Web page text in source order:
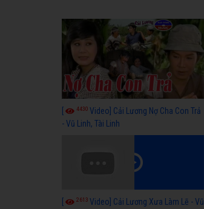
4430 Video] Cải Lương Nợ Cha Con Trả
- Vũ Linh, Tài Linh
2613 Video] Cải Lương Xưa Làm Lẽ - Vũ